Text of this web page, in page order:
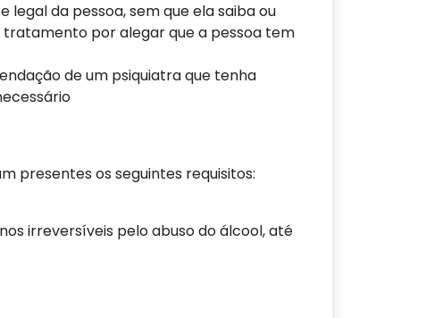
da pessoa, sem que ela saiba ou
por alegar que a pessoa tem
de um psiquiatra que tenha
presentes os seguintes requisitos:
irreversíveis pelo abuso do álcool, até